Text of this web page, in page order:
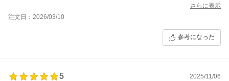
着け心地も悪くないです！
さらに表示
注文日：2026/03/10
参考になった
5
2025/11/06